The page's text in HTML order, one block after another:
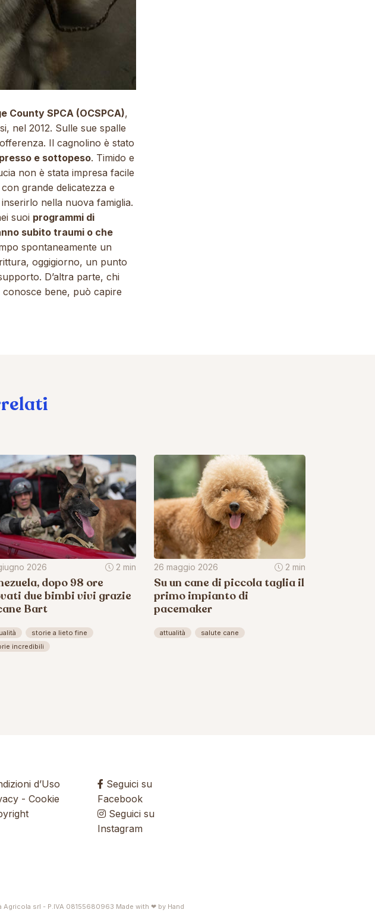
County SPCA (OCSPCA),
nel 2012. Sulle sue spalle
Il cagnolino è stato
e sottopeso. Timido e
non è stata impresa facile
grande delicatezza e
nella nuova famiglia.
suoi programmi di
subito traumi o che
spontaneamente un
oggigiorno, un punto
D’altra parte, chi
bene, può capire
2026 2 min
dopo 98 ore
due bimbi vivi grazie
Bart
storie a lieto fine
incredibili
26 maggio 2026 2 min
Su un cane di piccola taglia il
primo impianto di
pacemaker
attualità salute cane
d’Uso
- Cookie
Seguici su
Facebook
Seguici su
Instagram
Agricola srl - P.IVA 08155680963 Made with ❤ by Hand